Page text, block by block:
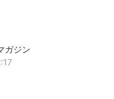
ガジン